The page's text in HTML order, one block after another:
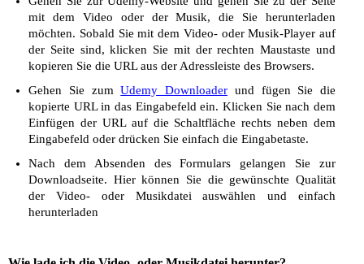
mit dem Video oder der Musik, die Sie herunterladen
möchten. Sobald Sie mit dem Video- oder Musik-Player auf
der Seite sind, klicken Sie mit der rechten Maustaste und
kopieren Sie die URL aus der Adressleiste des Browsers.
Gehen Sie zumUdemy Downloader und fügen Sie die
kopierte URL in das Eingabefeld ein. Klicken Sie nach dem
Einfügen der URL auf die Schaltfläche rechts neben dem
Eingabefeld oder drücken Sie einfach die Eingabetaste.
Nach dem Absenden des Formulars gelangen Sie zur
Downloadseite. Hier können Sie die gewünschte Qualität
der Video- oder Musikdatei auswählen und einfach
herunterladen